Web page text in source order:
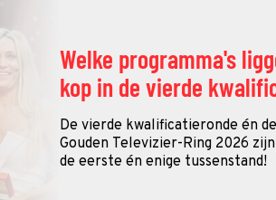
Welke programma's
kop in de vierde
De vierde kwalificatieronde én
Gouden Televizier-Ring 2026
de eerste én enige tussenstand!